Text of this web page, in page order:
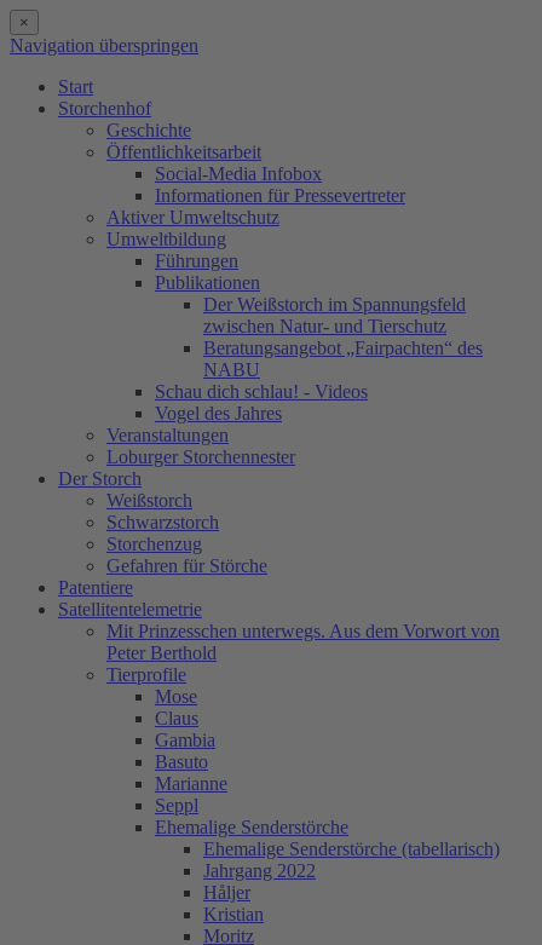
×
Navigation überspringen
Start
Storchenhof
Geschichte
Öffentlichkeitsarbeit
Social-Media Infobox
Informationen für Pressevertreter
Aktiver Umweltschutz
Umweltbildung
Führungen
Publikationen
Der Weißstorch im Spannungsfeld
zwischen Natur- und Tierschutz
Beratungsangebot „Fairpachten“ des
NABU
Schau dich schlau! - Videos
Vogel des Jahres
Veranstaltungen
Loburger Storchennester
Der Storch
Weißstorch
Schwarzstorch
Storchenzug
Gefahren für Störche
Patentiere
Satellitentelemetrie
Mit Prinzesschen unterwegs. Aus dem Vorwort von
Peter Berthold
Tierprofile
Mose
Claus
Gambia
Basuto
Marianne
Seppl
Ehemalige Senderstörche
Ehemalige Senderstörche (tabellarisch)
Jahrgang 2022
Håljer
Kristian
Moritz